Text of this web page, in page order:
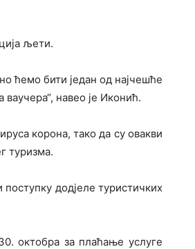
љети.
ћемо бити један од најчешће
навео је Иконић.
корона, тако да су овакви
туризма.
додјеле туристичких
октобра за плаћање услуге